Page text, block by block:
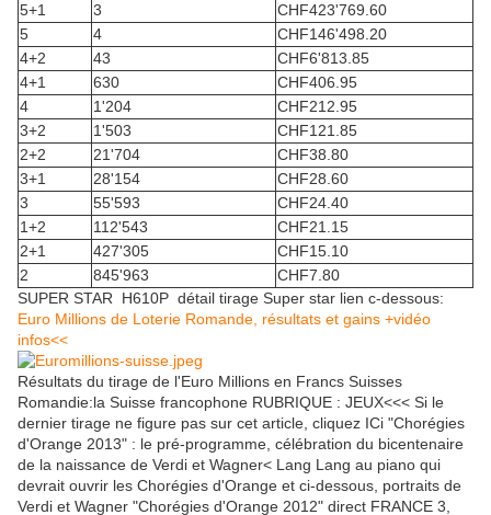
5+1
3 CHF423'769.60
5
4 CHF146'498.20
4+2
43 CHF6'813.85
4+1
630 CHF406.95
4
1'204 CHF212.95
3+2
1'503 CHF121.85
2+2
21'704 CHF38.80
3+1
28'154 CHF28.60
3
55'593 CHF24.40
1+2
112'543 CHF21.15
2+1
427'305 CHF15.10
2
845'963 CHF7.80
SUPER STAR H610P détail tirage Super star lien c-dessous:
Euro Millions de Loterie Romande, résultats et gains +vidéo
infos<<
Résultats du tirage de l'Euro Millions en Francs Suisses
Romandie:la Suisse francophone RUBRIQUE : JEUX<<< Si le
dernier tirage ne figure pas sur cet article, cliquez ICi "Chorégies
d'Orange 2013" : le pré-programme, célébration du bicentenaire
de la naissance de Verdi et Wagner< Lang Lang au piano qui
devrait ouvrir les Chorégies d'Orange et ci-dessous, portraits de
Verdi et Wagner "Chorégies d'Orange 2012" direct FRANCE 3,